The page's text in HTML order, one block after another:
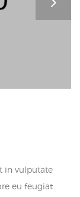
in vulputate
eu feugiat